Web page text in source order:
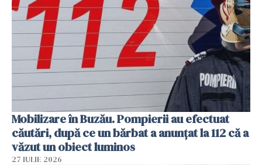
Mobilizare în Buzău. Pompierii au efectuat
căutări, după ce un bărbat a anunțat la 112 că a
văzut un obiect luminos
27 IULIE 2026